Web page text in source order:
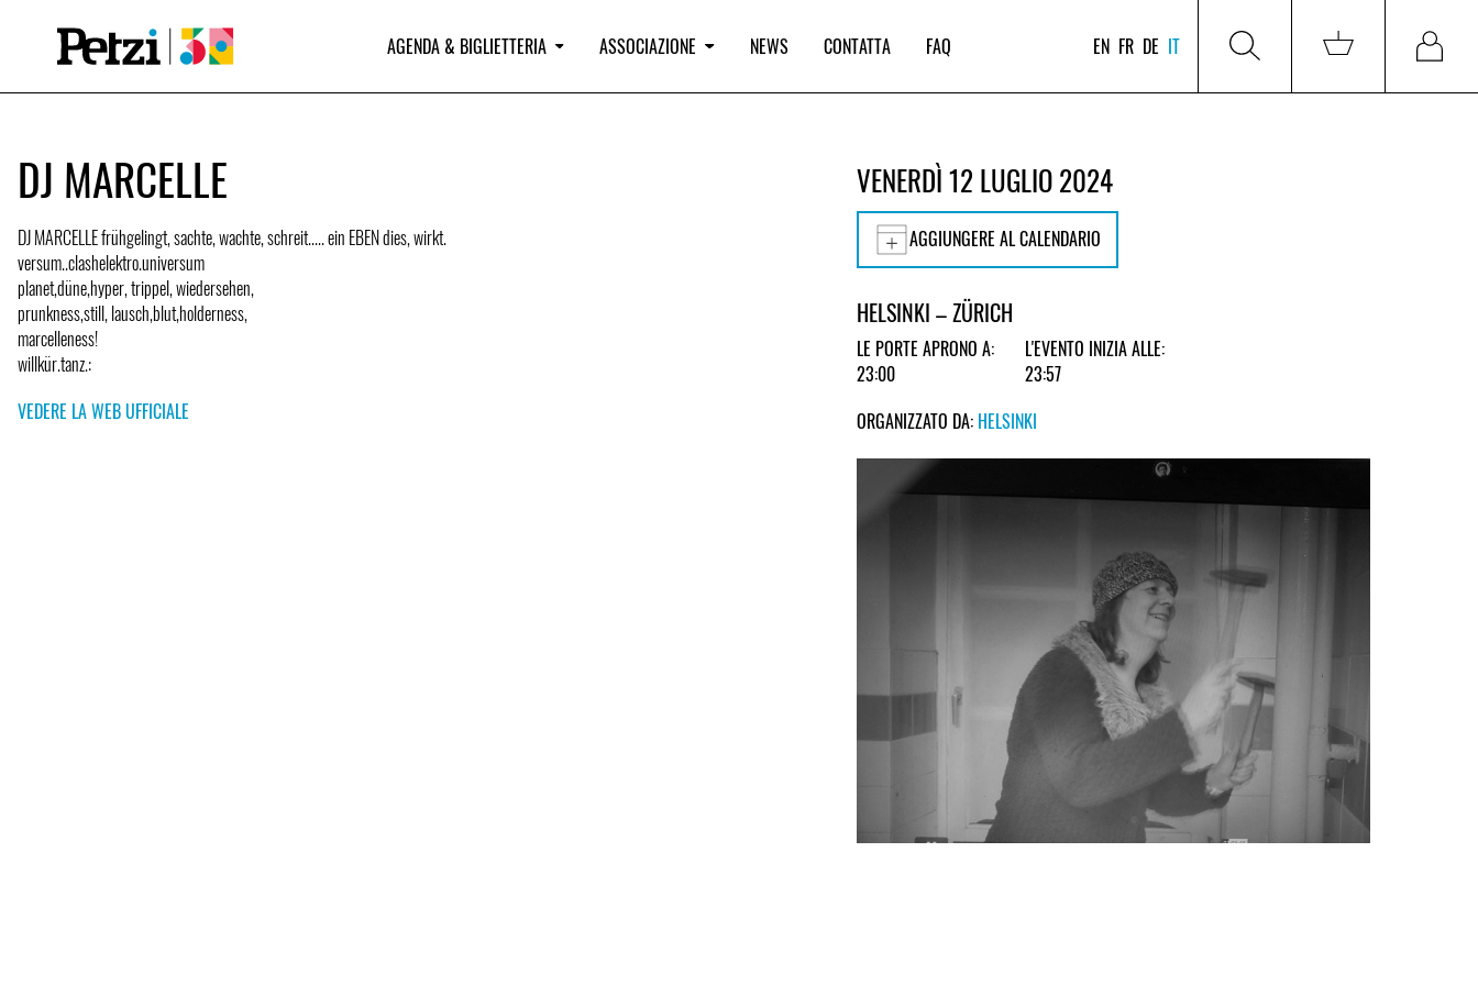
AGENDA & BIGLIETTERIA ASSOCIAZIONE NEWS CONTATTA FAQ EN FR DE IT
DJ MARCELLE
DJ MARCELLE frühgelingt, sachte, wachte, schreit..... ein EBEN dies, wirkt.
versum..clashelektro.universum
planet,düne,hyper, trippel, wiedersehen,
prunkness,still, lausch,blut,holderness,
marcelleness!
willkür.tanz.:
VEDERE LA WEB UFFICIALE
VENERDÌ 12 LUGLIO 2024
AGGIUNGERE AL CALENDARIO
HELSINKI – ZÜRICH
LE PORTE APRONO A:
23:00
L'EVENTO INIZIA ALLE:
23:57
ORGANIZZATO DA: HELSINKI